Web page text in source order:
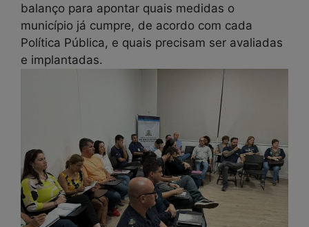
balanço para apontar quais medidas o
município já cumpre, de acordo com cada
Política Pública, e quais precisam ser avaliadas
e implantadas.